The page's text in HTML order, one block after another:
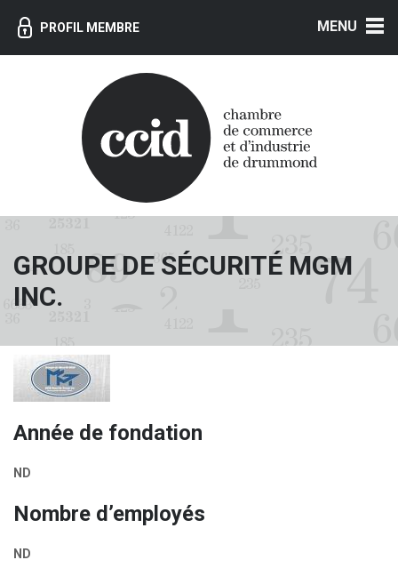
PROFIL MEMBRE
GROUPE DE SÉCURITÉ MGM
INC.
Année de fondation
ND
Nombre d’employés
ND
MENU